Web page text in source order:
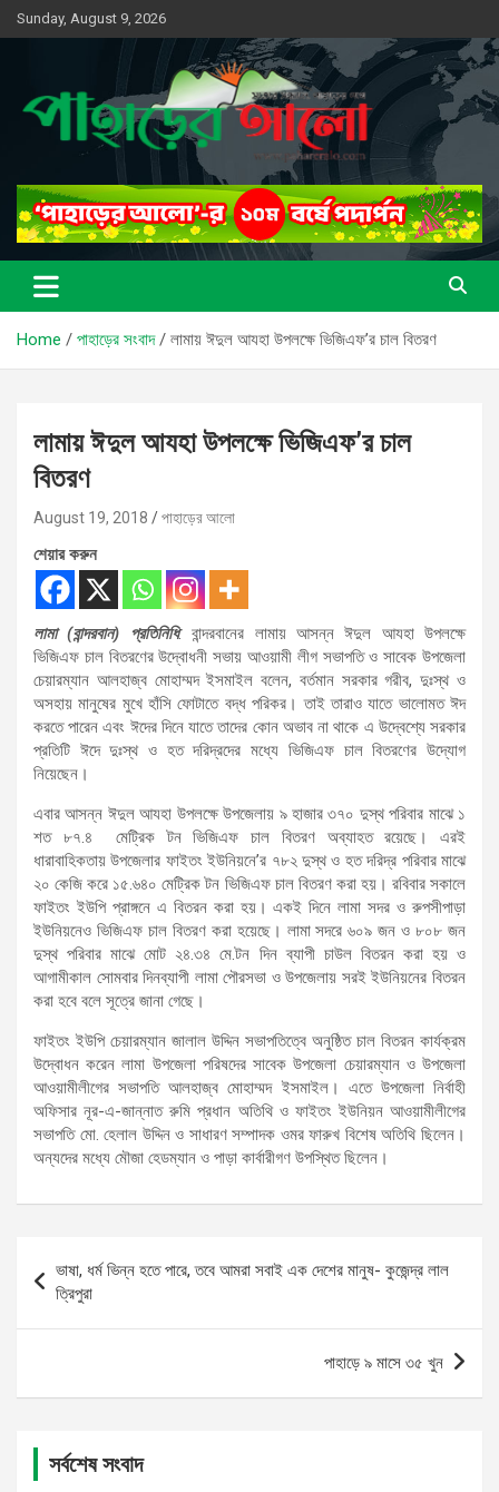
Skip
to
Sunday, August 9, 2026
পাহাড়ের আলো
সত্যের সন্ধানে, পাহাড়ের পথে
Home পাহাড়ের সংবাদ লামায় ঈদুল আযহা উপলক্ষে ভিজিএফ’র চাল বিতরণ
লামায় ঈদুল আযহা উপলক্ষে ভিজিএফ’র চাল
বিতরণ
August 19, 2018 পাহাড়ের আলো
শেয়ার করুন
লামা (বান্দরবান) প্রতিনিধি: বান্দরবানের লামায় আসন্ন ঈদুল আযহা উপলক্ষে
ভিজিএফ চাল বিতরণের উদ্বোধনী সভায় আওয়ামী লীগ সভাপতি ও সাবেক উপজেলা
চেয়ারম্যান আলহাজ্ব মোহাম্মদ ইসমাইল বলেন, বর্তমান সরকার গরীব, দুঃস্থ ও
অসহায় মানুষের মুখে হাঁসি ফোটাতে বদ্ধ পরিকর। তাই তারাও যাতে ভালোমত ঈদ
করতে পারেন এবং ঈদের দিনে যাতে তাদের কোন অভাব না থাকে এ উদ্বেশ্যে সরকার
প্রতিটি ঈদে দুঃস্থ ও হত দরিদ্রদের মধ্যে ভিজিএফ চাল বিতরণের উদ্যোগ
নিয়েছেন।
এবার আসন্ন ঈদুল আযহা উপলক্ষে উপজেলায় ৯ হাজার ৩৭০ দুস্থ পরিবার মাঝে ১
শত ৮৭.৪ মেট্রিক টন ভিজিএফ চাল বিতরণ অব্যাহত রয়েছে। এরই
ধারাবাহিকতায় উপজেলার ফাইতং ইউনিয়নে’র ৭৮২ দুস্থ ও হত দরিদ্র পরিবার মাঝে
২০ কেজি করে ১৫.৬৪০ মেট্রিক টন ভিজিএফ চাল বিতরণ করা হয়। রবিবার সকালে
ফাইতং ইউপি প্রাঙ্গনে এ বিতরন করা হয়। একই দিনে লামা সদর ও রুপসীপাড়া
ইউনিয়নেও ভিজিএফ চাল বিতরণ করা হয়েছে। লামা সদরে ৬০৯ জন ও ৮০৮ জন
দুস্থ পরিবার মাঝে মোট ২৪.৩৪ মে.টন দিন ব্যাপী চাউল বিতরন করা হয় ও
আগামীকাল সোমবার দিনব্যাপী লামা পৌরসভা ও উপজেলায় সরই ইউনিয়নের বিতরন
করা হবে বলে সূত্রে জানা গেছে।
ফাইতং ইউপি চেয়ারম্যান জালাল উদ্দিন সভাপতিত্বে অনুষ্ঠিত চাল বিতরন কার্যক্রম
উদ্বোধন করেন লামা উপজেলা পরিষদের সাবেক উপজেলা চেয়ারম্যান ও উপজেলা
আওয়ামীলীগের সভাপতি আলহাজ্ব মোহাম্মদ ইসমাইল। এতে উপজেলা নির্বাহী
অফিসার নূর-এ-জান্নাত রুমি প্রধান অতিথি ও ফাইতং ইউনিয়ন আওয়ামীলীগের
সভাপতি মো. হেলাল উদ্দিন ও সাধারণ সম্পাদক ওমর ফারুখ বিশেষ অতিথি ছিলেন।
অন্যদের মধ্যে মৌজা হেডম্যান ও পাড়া কার্বারীগণ উপস্থিত ছিলেন।
navigation
ভাষা, ধর্ম ভিন্ন হতে পারে, তবে আমরা সবাই এক দেশের মানুষ- কুজেন্দ্র লাল
ত্রিপুরা
পাহাড়ে ৯ মাসে ৩৫ খুন
সর্বশেষ সংবাদ